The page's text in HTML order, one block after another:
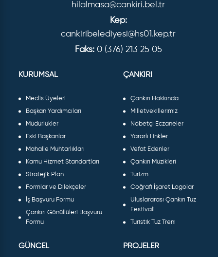
hilalmasa@cankiri.bel.tr
Kep:
cankiribelediyesi@hs01.kep.tr
Faks: 0 (376) 213 25 05
KURUMSAL
Meclis Üyeleri
Başkan Yardımcıları
Müdürlükler
Eski Başkanlar
Mahalle Muhtarlıkları
Kamu Hizmet Standartları
Stratejik Plan
Formlar ve Dilekçeler
İş Başvuru Formu
Çankırı Gönüllüleri Başvuru
Formu
ÇANKIRI
Çankırı Hakkında
Milletvekillerimiz
Nöbetçi Eczaneler
Yararlı Linkler
Vefat Edenler
Çankırı Müzikleri
Turizm
Coğrafi İşaret Logolar
Uluslararası Çankırı Tuz
Festivali
Turistik Tuz Treni
GÜNCEL PROJELER